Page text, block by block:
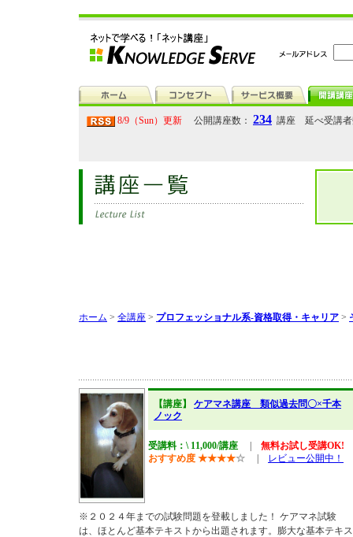
8/9（Sun）更新 公開講座数： 234 講座 延べ受講
ホーム > 全講座 > プロフェッショナル系-資格取得・キャリア >
【講座】 ケアマネ講座 類似過去問〇×千本
ノック
受講料：\ 11,000/講座
無料お試し受講OK!
おすすめ度 ★★★★☆ レビュー公開中！
※２０２４年までの試験問題を登載しました！ ケアマネ試験
は、ほとんど基本テキストから出題されます。膨大な基本テキス